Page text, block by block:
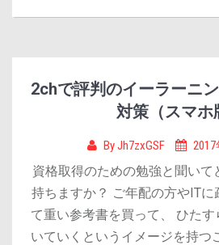
2chで評判のイーラーニ
対策（スマホ
ByJh7zxGSF
資格取得のための勉強と聞いて
持ちますか？ ご年配の方やITに
て重い参考書を買って、 ひた
いていくというイメージを持つ